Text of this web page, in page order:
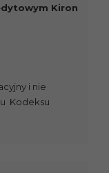
Kiron
i nie
Kodeksu